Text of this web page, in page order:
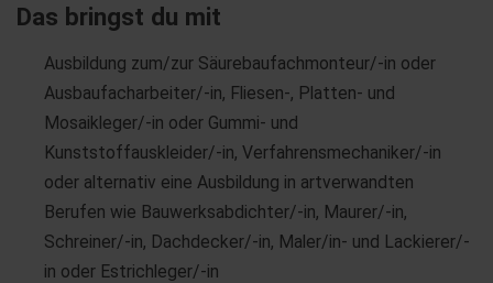
Das bringst du mit
Ausbildung zum/zur Säurebaufachmonteur/-in oder
Ausbaufacharbeiter/-in, Fliesen-, Platten- und
Mosaikleger/-in oder Gummi- und
Kunststoffauskleider/-in, Verfahrensmechaniker/-in
oder alternativ eine Ausbildung in artverwandten
Berufen wie Bauwerksabdichter/-in, Maurer/-in,
Schreiner/-in, Dachdecker/-in, Maler/in- und Lackierer/-
in oder Estrichleger/-in